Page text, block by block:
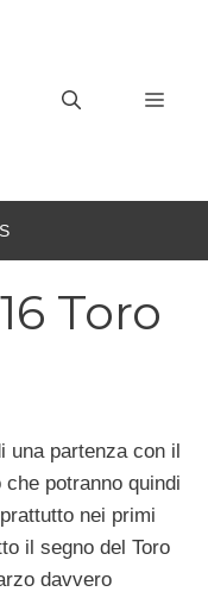
Toro
una partenza con il
potranno quindi
nei primi
il segno del Toro
davvero